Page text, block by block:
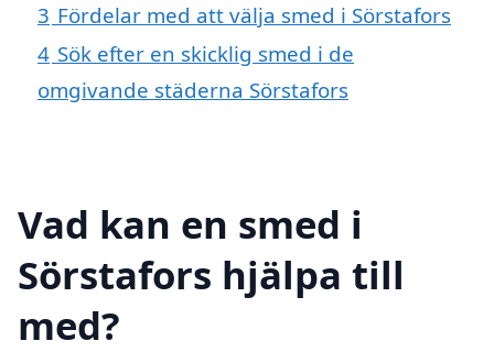
3 Fördelar med att välja smed i Sörstafors
4 Sök efter en skicklig smed i de
omgivande städerna Sörstafors
Vad kan en smed i
Sörstafors hjälpa till
med?